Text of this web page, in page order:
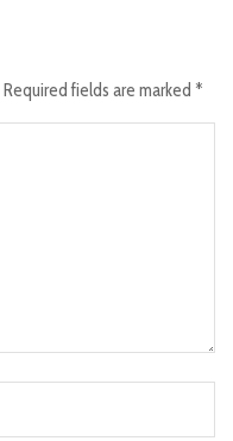
Required fields are marked *